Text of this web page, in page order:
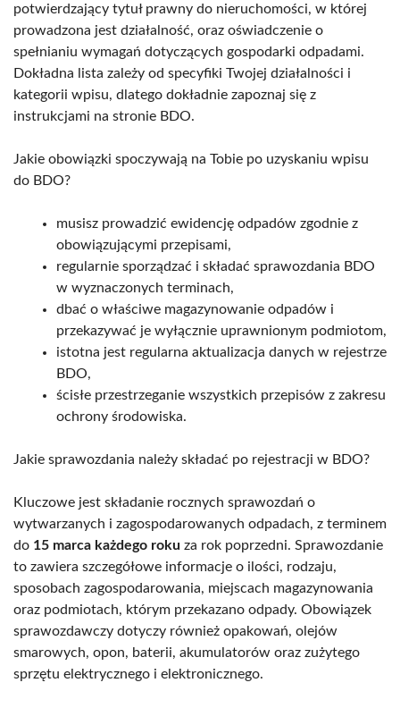
potwierdzający tytuł prawny do nieruchomości, w której
prowadzona jest działalność, oraz oświadczenie o
spełnianiu wymagań dotyczących gospodarki odpadami.
Dokładna lista zależy od specyfiki Twojej działalności i
kategorii wpisu, dlatego dokładnie zapoznaj się z
instrukcjami na stronie BDO.
Jakie obowiązki spoczywają na Tobie po uzyskaniu wpisu
do BDO?
musisz prowadzić ewidencję odpadów zgodnie z
obowiązującymi przepisami,
regularnie sporządzać i składać sprawozdania BDO
w wyznaczonych terminach,
dbać o właściwe magazynowanie odpadów i
przekazywać je wyłącznie uprawnionym podmiotom,
istotna jest regularna aktualizacja danych w rejestrze
BDO,
ścisłe przestrzeganie wszystkich przepisów z zakresu
ochrony środowiska.
Jakie sprawozdania należy składać po rejestracji w BDO?
Kluczowe jest składanie rocznych sprawozdań o
wytwarzanych i zagospodarowanych odpadach, z terminem
do 15 marca każdego roku za rok poprzedni. Sprawozdanie
to zawiera szczegółowe informacje o ilości, rodzaju,
sposobach zagospodarowania, miejscach magazynowania
oraz podmiotach, którym przekazano odpady. Obowiązek
sprawozdawczy dotyczy również opakowań, olejów
smarowych, opon, baterii, akumulatorów oraz zużytego
sprzętu elektrycznego i elektronicznego.